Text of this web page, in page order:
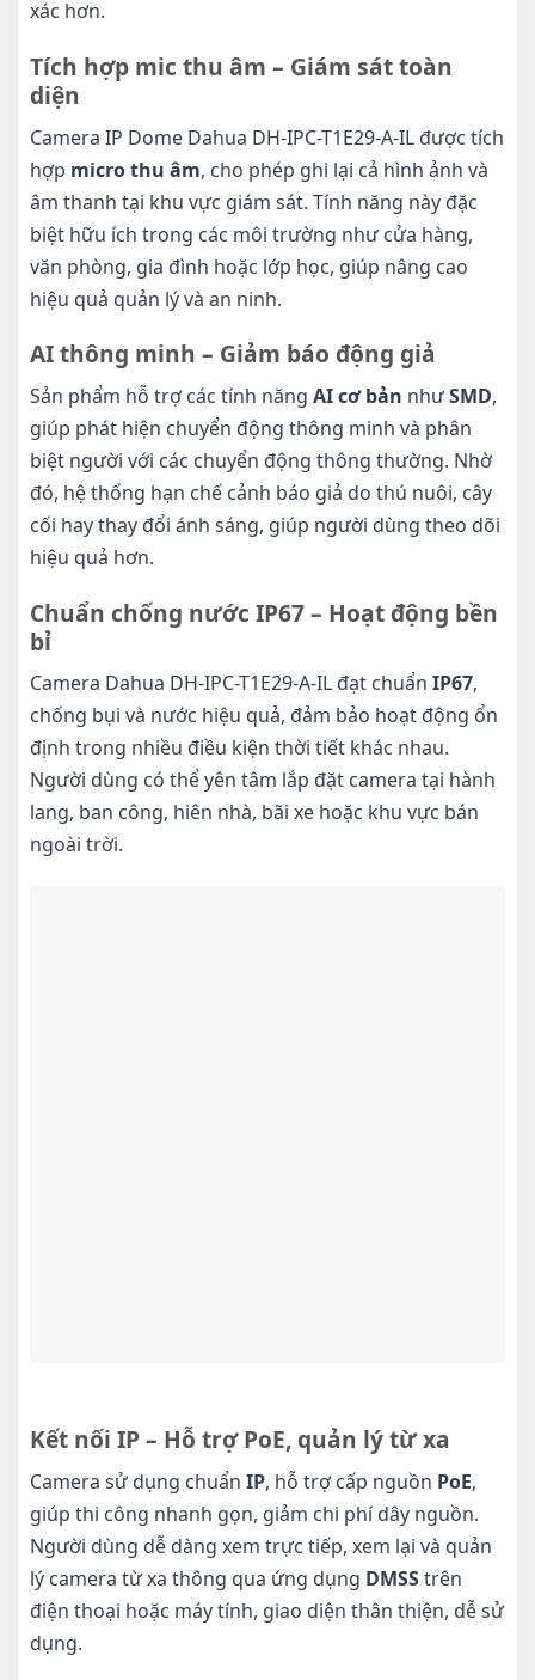
xác hơn.
Tích hợp mic thu âm – Giám sát toàn
diện
Camera IP Dome Dahua DH-IPC-T1E29-A-IL được tích
hợp micro thu âm, cho phép ghi lại cả hình ảnh và
âm thanh tại khu vực giám sát. Tính năng này đặc
biệt hữu ích trong các môi trường như cửa hàng,
văn phòng, gia đình hoặc lớp học, giúp nâng cao
hiệu quả quản lý và an ninh.
AI thông minh – Giảm báo động giả
Sản phẩm hỗ trợ các tính năng AI cơ bản nhưSMD,
giúp phát hiện chuyển động thông minh và phân
biệt người với các chuyển động thông thường. Nhờ
đó, hệ thống hạn chế cảnh báo giả do thú nuôi, cây
cối hay thay đổi ánh sáng, giúp người dùng theo dõi
hiệu quả hơn.
Chuẩn chống nước IP67 – Hoạt động bền
bỉ
Camera Dahua DH-IPC-T1E29-A-IL đạt chuẩn IP67,
chống bụi và nước hiệu quả, đảm bảo hoạt động ổn
định trong nhiều điều kiện thời tiết khác nhau.
Người dùng có thể yên tâm lắp đặt camera tại hành
lang, ban công, hiên nhà, bãi xe hoặc khu vực bán
ngoài trời.
Kết nối IP – Hỗ trợ PoE, quản lý từ xa
Camera sử dụng chuẩn IP, hỗ trợ cấp nguồn PoE,
giúp thi công nhanh gọn, giảm chi phí dây nguồn.
Người dùng dễ dàng xem trực tiếp, xem lại và quản
lý camera từ xa thông qua ứng dụng DMSStrên
điện thoại hoặc máy tính, giao diện thân thiện, dễ sử
dụng.